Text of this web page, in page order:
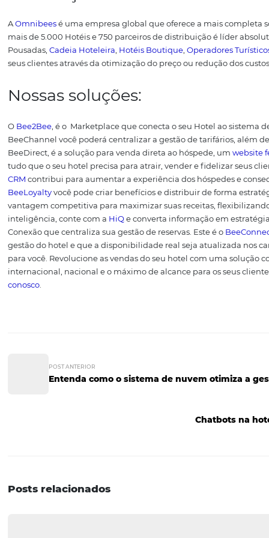
qual o sentido de pagar por algo que não vai ser útil
encontra facilidades e benefícios que ele estava
Está em busca de
hoteleira?
Já sabemos que automatizar e integrar atividades
como um todo, contribui diretamente para o melhor
contas a pagar, controle de estoque e fluxo de caixa
hotelaria que incluam essas funções em seus pacotes.É
sucesso em seu empreendimento.Nesse universo, o
benefícios, já que conjuga múltiplas funcionalidades.
outras possibilidades de integração é a melhor
software de gestão hoteleira, não poderíamos deixar
clientes do fornecedor da solução e o que eles estão
fundamental para que você consiga aproveitar o
a gestão do seu hotel:
Revenue Management hoteleiro: qual a sua